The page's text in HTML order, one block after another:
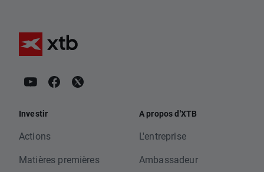
Investir
Actions
Matières premières
A propos d'XTB
L'entreprise
Ambassadeur